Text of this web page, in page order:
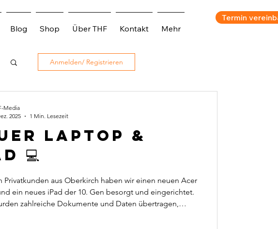
Blog Shop Über THF Kontakt Mehr
Termin
Anmelden/ Registrieren
Laptop &
💻
Privatkunden aus Oberkirch haben wir einen neuen Acer
ein neues iPad der 10. Gen besorgt und eingerichtet.
zahlreiche Dokumente und Daten übertragen,
Media
2025
1 Min. Lesezeit